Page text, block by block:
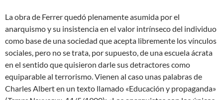
La obra de Ferrer quedó plenamente asumida por el
anarquismo y su insistencia en el valor intrínseco del individuo
como base de una sociedad que acepta libremente los vínculos
sociales, pero no se trata, por supuesto, de una escuela ácrata
en el sentido que quisieron darle sus detractores como
equiparable al terrorismo. Vienen al caso unas palabras de
Charles Albert en un texto llamado «Educación y propaganda»